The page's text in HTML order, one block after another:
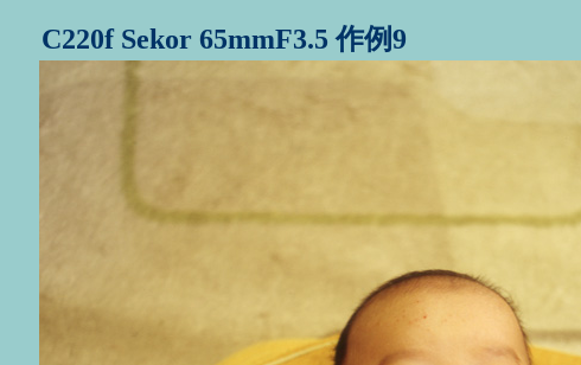
C220f Sekor 65mmF3.5 作例9